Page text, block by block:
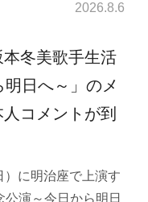
2026.8.6
冬美歌手生活
日へ～」のメ
コメントが到
に明治座で上演す
演～今日から明日